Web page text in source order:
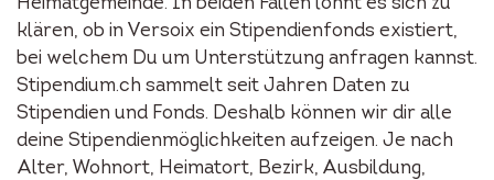
Heimatgemeinde. In beiden Fällen lohnt es sich zu
klären, ob in Versoix ein Stipendienfonds existiert,
bei welchem Du um Unterstützung anfragen kannst.
Stipendium.ch sammelt seit Jahren Daten zu
Stipendien und Fonds. Deshalb können wir dir alle
deine Stipendienmöglichkeiten aufzeigen. Je nach
Alter, Wohnort, Heimatort, Bezirk, Ausbildung,